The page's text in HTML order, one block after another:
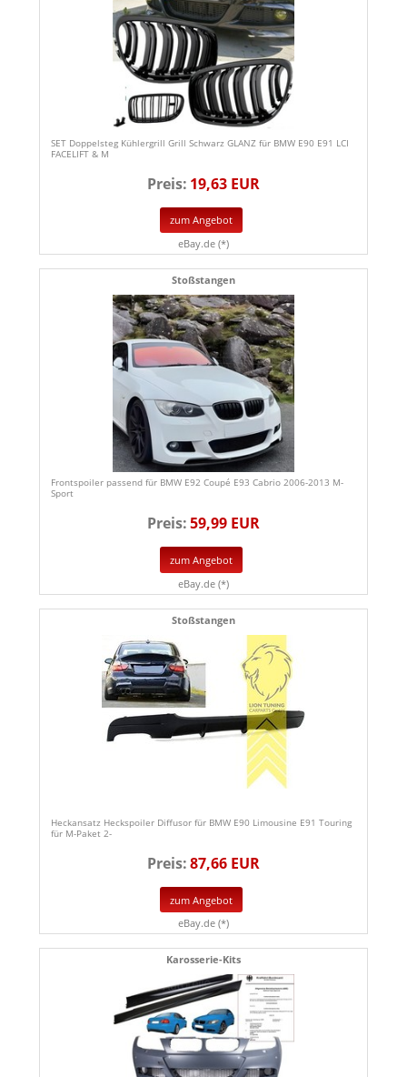
SET Doppelsteg Kühlergrill Grill Schwarz GLANZ für BMW E90 E91 LCI
FACELIFT & M
Preis: 19,63 EUR
zum Angebot
eBay.de (*)
Stoßstangen
Frontspoiler passend für BMW E92 Coupé E93 Cabrio 2006-2013 M-
Sport
Preis:59,99 EUR
zum Angebot
eBay.de (*)
Stoßstangen
Heckansatz Heckspoiler Diffusor für BMW E90 Limousine E91 Touring
für M-Paket 2-
Preis:87,66 EUR
zum Angebot
eBay.de (*)
Karosserie-Kits